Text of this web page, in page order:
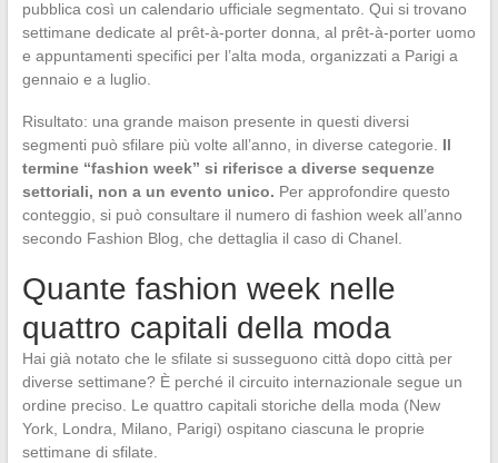
pubblica così un calendario ufficiale segmentato. Qui si trovano
settimane dedicate al prêt-à-porter donna, al prêt-à-porter uomo
e appuntamenti specifici per l’alta moda, organizzati a Parigi a
gennaio e a luglio.
Risultato: una grande maison presente in questi diversi
segmenti può sfilare più volte all’anno, in diverse categorie. Il
termine “fashion week” si riferisce a diverse sequenze
settoriali, non a un evento unico. Per approfondire questo
conteggio, si può consultare il numero di fashion week all’anno
secondo Fashion Blog, che dettaglia il caso di Chanel.
Quante fashion week nelle
quattro capitali della moda
Hai già notato che le sfilate si susseguono città dopo città per
diverse settimane? È perché il circuito internazionale segue un
ordine preciso. Le quattro capitali storiche della moda (New
York, Londra, Milano, Parigi) ospitano ciascuna le proprie
settimane di sfilate.